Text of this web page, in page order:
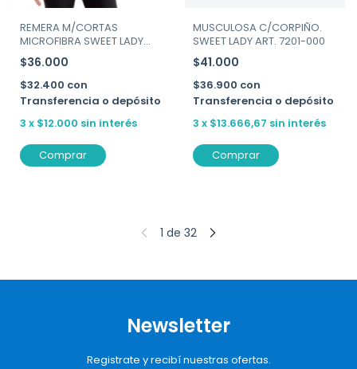
REMERA M/CORTAS
MICROFIBRA SWEET LADY
ART. 7229
$36.000
$32.400 con
Transferencia o depósito
3 x $12.000 sin interés
Comprar
MUSCULOSA C/CORPIÑO.
SWEET LADY ART. 7201-000
$41.000
$36.900 con
Transferencia o depósito
3 x $13.666,67 sin interés
Comprar
1 de 32
Newsletter
Registrate y recibí nuestras ofertas.